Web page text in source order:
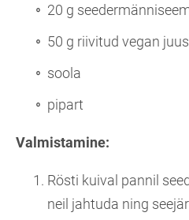
20 g
50 g riivitud vegan
soola
pipart
Valmistamine:
Rösti kuival pannil
neil jahtuda ning